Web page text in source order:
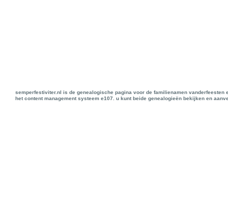
semperfestiviter.nl is de genealogische pagina voor de familienamen
het content management systeem e107. u kunt beide genealogieën bekijken en